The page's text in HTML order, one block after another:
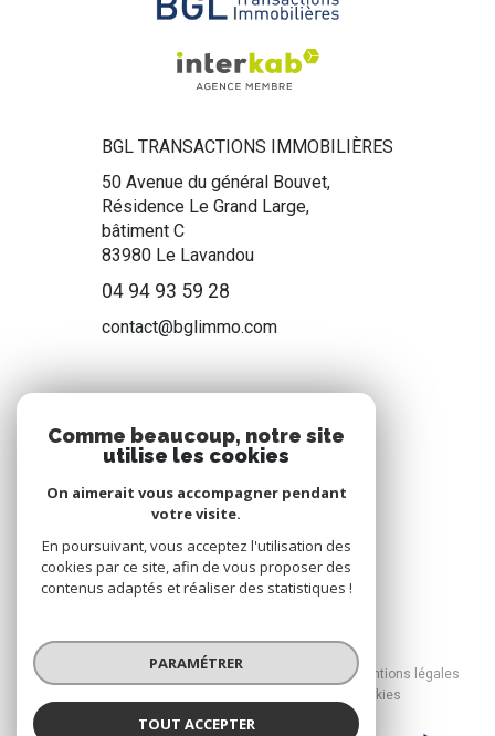
BGL TRANSACTIONS IMMOBILIÈRES
50 Avenue du général Bouvet,
Résidence Le Grand Large,
bâtiment C
83980 Le Lavandou
04 94 93 59 28
contact@bglimmo.com
Nous suivre
© 2026 | Tous droits réservés
Nos honoraires
Nos partenaires
Mentions légales
Cookies
Comme beaucoup, notre site
utilise les cookies
On aimerait vous accompagner pendant
votre visite.
En poursuivant, vous acceptez l'utilisation des
cookies par ce site, afin de vous proposer des
contenus adaptés et réaliser des statistiques !
PARAMÉTRER
TOUT ACCEPTER